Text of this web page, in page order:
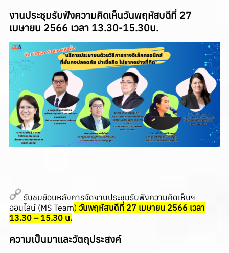
งานประชุมรับฟังความคิดเห็นวันพฤหัสบดีที่ 27
เมษายน 2566 เวลา 13.30-15.30น.
รับชมย้อนหลังการจัดงานประชุมรับฟังความคิดเห็นฯ
ออนไลน์ (MS Team) วันพฤหัสบดีที่ 27 เมษายน 2566 เวลา
13.30 – 15.30 น.
ความเป็นมาและวัตถุประสงค์